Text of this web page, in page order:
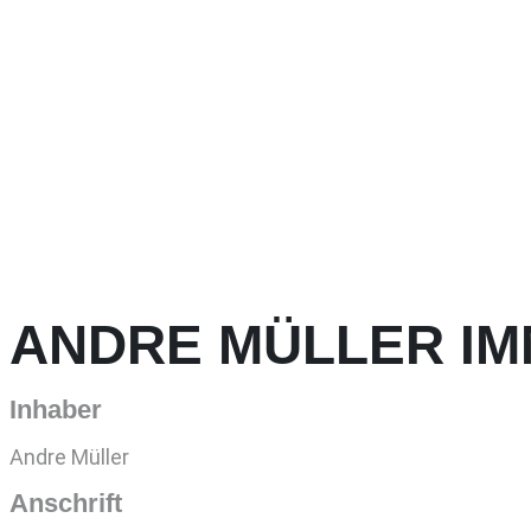
ANDRE MÜLLER
Inhaber
Andre Müller
Anschrift